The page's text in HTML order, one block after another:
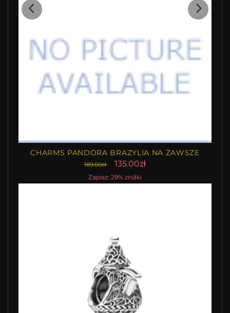
CHARMS PANDORA BRAZYLIA NA ZAWSZE
189.00zł 135.00zł
Zapisz: 29% zniżki